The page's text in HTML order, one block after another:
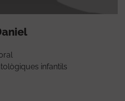
infantils